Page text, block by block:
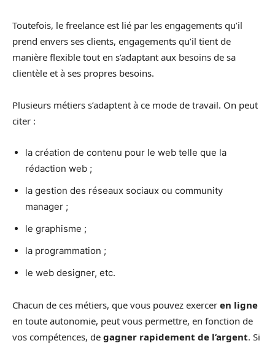
Toutefois, le freelance est lié par les engagements qu’il
prend envers ses clients, engagements qu’il tient de
manière flexible tout en s’adaptant aux besoins de sa
clientèle et à ses propres besoins.
Plusieurs métiers s’adaptent à ce mode de travail. On peut
citer :
la création de contenu pour le web telle que la
rédaction web ;
la gestion des réseaux sociaux ou community
manager ;
le graphisme ;
la programmation ;
le web designer, etc.
Chacun de ces métiers, que vous pouvez exercer en ligne
en toute autonomie, peut vous permettre, en fonction de
vos compétences, de gagner rapidement de l’argent. Si